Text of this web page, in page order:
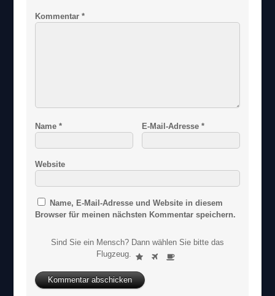
Kommentar*
Name* E-Mail-Adresse *
Website
Name, E-Mail-Adresse und Website in diesem
Browser für meinen nächsten Kommentar speichern.
Sind Sie ein Mensch? Dann wählen Sie bitte das
Flugzeug.
n
d